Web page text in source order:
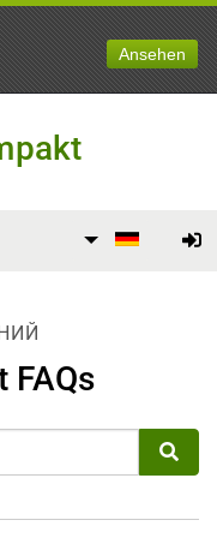
Ansehen
FAQs